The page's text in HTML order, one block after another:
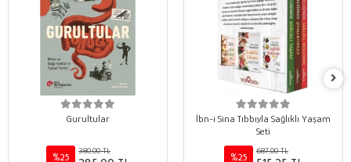
Gurultular
%25
380,00 TL
İbn-i Sina Tıbbıyla Sağlıklı Yaşam
Seti
%25
687,00 TL